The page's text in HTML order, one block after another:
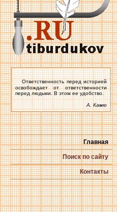
Ответственность перед историей
освобождает от ответственности
перед людьми. В этом ее удобство.
А. Камю
Главная
Поиск по сайту
Контакты